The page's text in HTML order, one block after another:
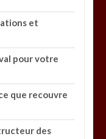
et
pour votre
que recouvre
des